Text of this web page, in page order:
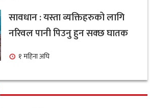
सावधान : यस्ता व्यक्तिहरुको लागि
नरिवल पानी पिउनु हुन सक्छ घातक
१ महिना अघि